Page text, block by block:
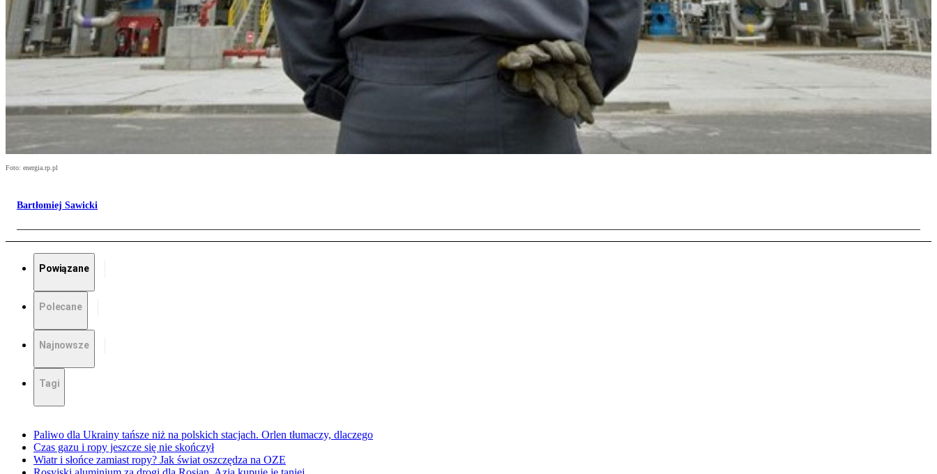
Foto: energia.rp.pl
Bartłomiej Sawicki
Powiązane
Polecane
Najnowsze
Tagi
Paliwo dla Ukrainy tańsze niż na polskich stacjach. Orlen tłumaczy, dlaczego
Czas gazu i ropy jeszcze się nie skończył
Wiatr i słońce zamiast ropy? Jak świat oszczędza na OZE